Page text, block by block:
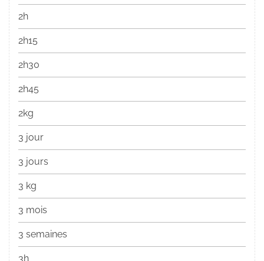
2h
2h15
2h30
2h45
2kg
3 jour
3 jours
3 kg
3 mois
3 semaines
3h